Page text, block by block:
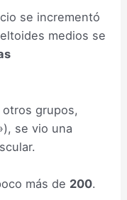
se incrementó
medios se
grupos,
se vio una
más de 200.